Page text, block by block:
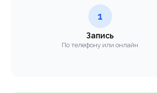
1
Запись
По телефону или онлайн